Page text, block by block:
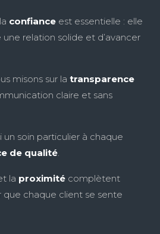
confiance est essentielle : elle
relation solide et d’avancer
misons sur la transparence
claire et sans
un soin particulier à chaque
de qualité.
la proximité complètent
chaque client se sente